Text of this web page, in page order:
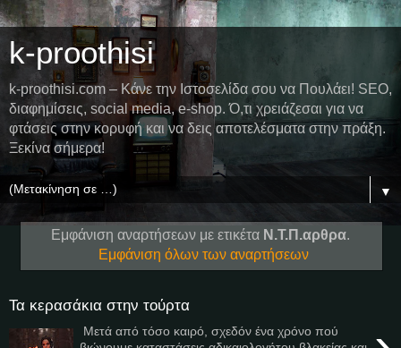
k-proothisi
k-proothisi.com – Κάνε την Ιστοσελίδα σου να Πουλάει! SEO,
διαφημίσεις, social media, e-shop. Ό,τι χρειάζεσαι για να
φτάσεις στην κορυφή και να δεις αποτελέσματα στην πράξη.
Ξεκίνα σήμερα!
▼
Εμφάνιση αναρτήσεων με ετικέτα Ν.Τ.Π.αρθρα.
Εμφάνιση όλων των αναρτήσεων
Τα κερασάκια στην τούρτα
Μετά από τόσο καιρό, σχεδόν ένα χρόνο πού